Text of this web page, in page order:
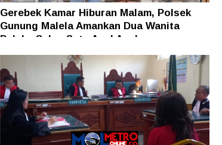
Gerebek Kamar Hiburan Malam, Polsek
Gunung Malela Amankan Dua Wanita
Pelaku Sabu, Satu Asal Aceh